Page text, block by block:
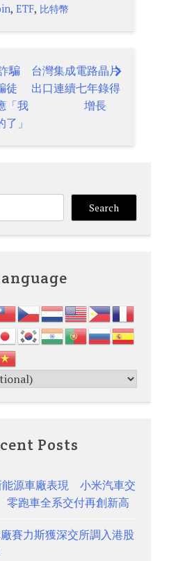
, ETF, 比特幣
騙
徒
「我
」
台灣集成電路晶片
出口連續七年錄得
增長
Search
Posts
能源車廠表現 小米汽車交
跑車全系交付再創新高
賽力斯獲深交所調入港股